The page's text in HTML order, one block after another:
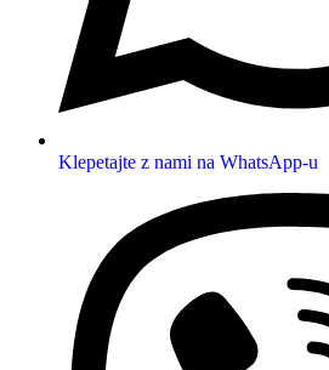
Klepetajte z nami na WhatsApp-u